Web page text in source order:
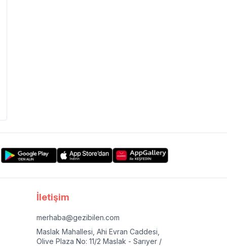
İletişim
merhaba@gezibilen.com
Maslak Mahallesi, Ahi Evran Caddesi,
Olive Plaza No: 11/2 Maslak - Sarıyer /